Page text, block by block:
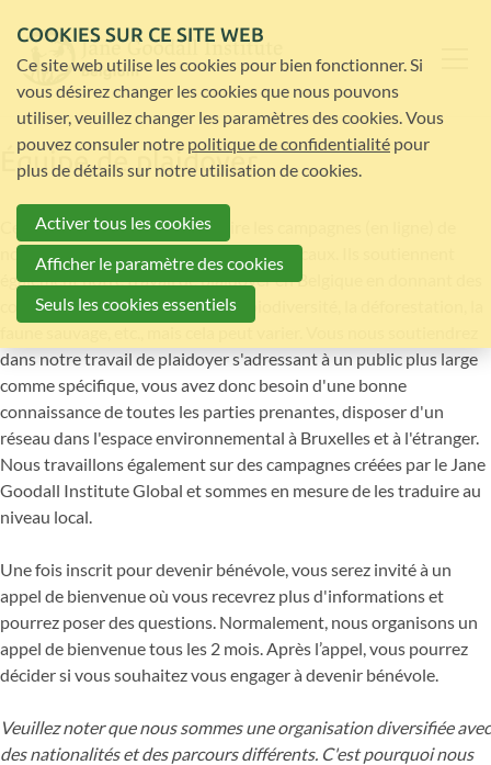
Équipe de plaidoyer
Cette équipe nous aide à traduire les campagnes (en ligne) de
notre réseau mondial vers nos publics locaux. Ils soutiennent
également notre travail de plaidoyer en Belgique en donnant des
conseils sur des sujets tels que la biodiversité, la déforestation, la
dans notre travail de plaidoyer s'adressant à un public plus large
comme spécifique, vous avez donc besoin d'une bonne
connaissance de toutes les parties prenantes, disposer d'un
réseau dans l'espace environnemental à Bruxelles et à l'étranger.
Nous travaillons également sur des campagnes créées par le Jane
Goodall Institute Global et sommes en mesure de les traduire au
niveau local.
Une fois inscrit pour devenir bénévole, vous serez invité à un
appel de bienvenue où vous recevrez plus d'informations et
pourrez poser des questions. Normalement, nous organisons un
appel de bienvenue tous les 2 mois. Après l’appel, vous pourrez
décider si vous souhaitez vous engager à devenir bénévole.
Veuillez noter que nous sommes une organisation diversifiée avec
des nationalités et des parcours différents. C'est pourquoi nous
COOKIES SUR CE SITE WEB
Ce site web utilise les cookies pour bien fonctionner. Si
vous désirez changer les cookies que nous pouvons
utiliser, veuillez changer les paramètres des cookies. Vous
pouvez consuler notre politique de confidentialité pour
plus de détails sur notre utilisation de cookies.
Activer tous les cookies
Afficher le paramètre des cookies
Seuls les cookies essentiels